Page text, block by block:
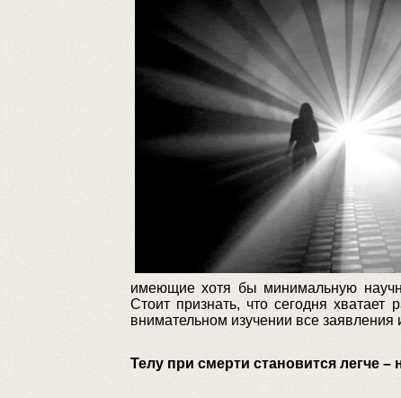
имеющие хотя бы минимальную
Стоит признать, что сегодня хватает
внимательном изучении все
Телу при смерти становится легче